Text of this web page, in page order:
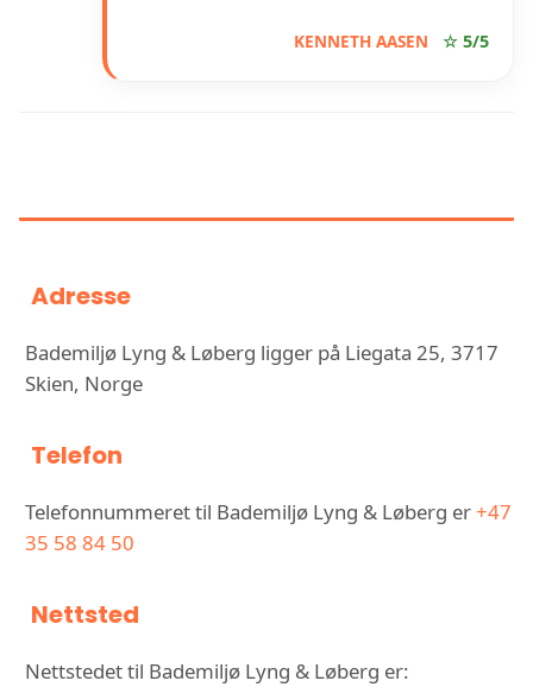
KENNETH AASEN ☆ 5/5
Adresse
Bademiljø Lyng & Løberg ligger på Liegata 25, 3717
Skien, Norge
Telefon
Telefonnummeret til Bademiljø Lyng & Løberg er+47
35 58 84 50
Nettsted
Nettstedet til Bademiljø Lyng & Løberg er: